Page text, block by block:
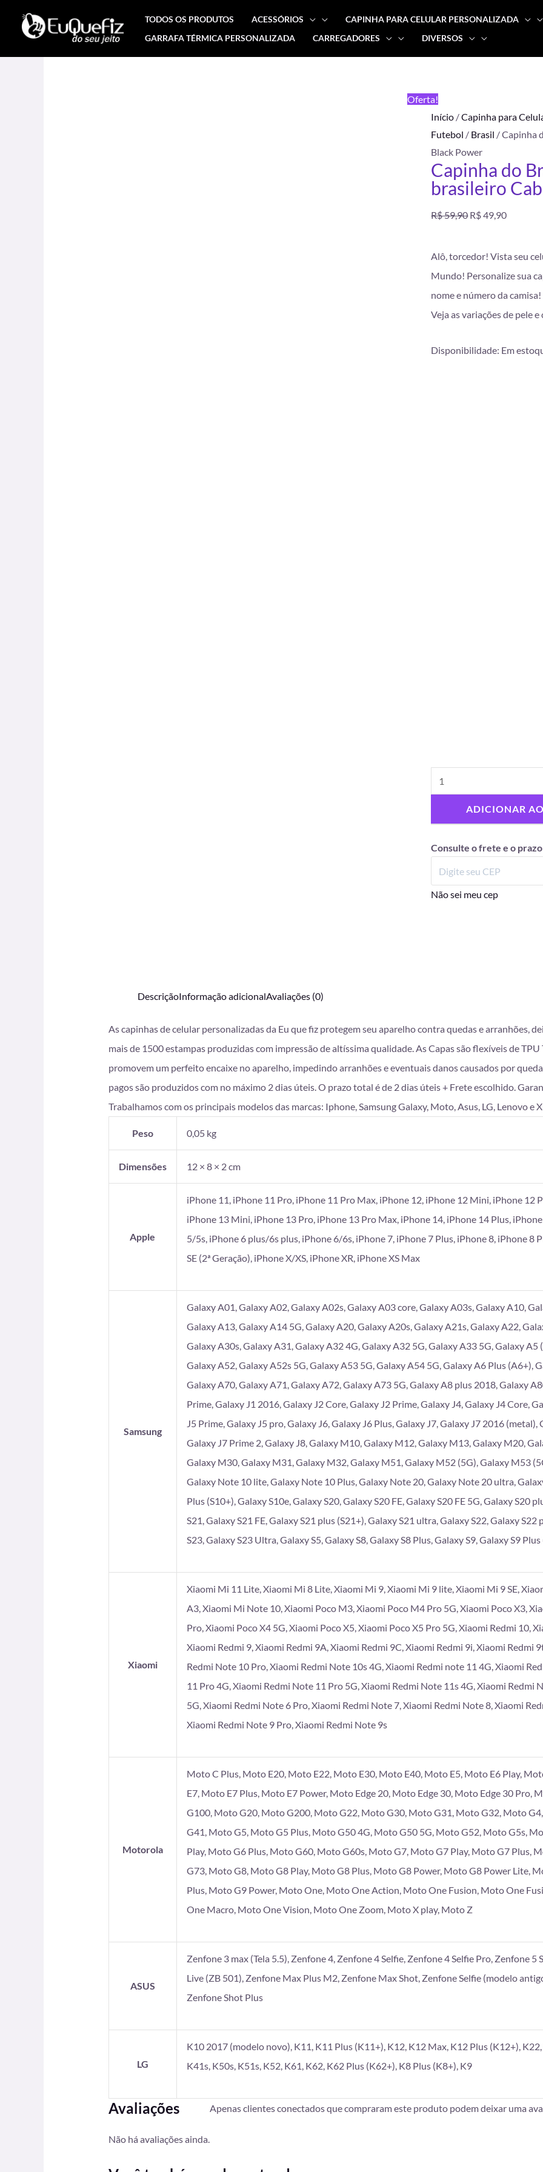
conteúdo
TODOS OS PRODUTOS ACESSÓRIOS CAPINHA PARA CELULAR PERSONALIZADA
GARRAFA TÉRMICA PERSONALIZADA
CARREGADORES DIVERSOS
Oferta!
Início /Capinha para
Futebol / Brasil / Capinha
Black Power
Capinha do
brasileiro
R$59,90
era:
R$ 59,90.
R$49,90
é:
R$
Alô, torcedor! Vista seu
Mundo! Personalize sua
nome e número da camisa!
Veja as variações de pele
Disponibilidade: Em
-
Torcedor
brasileiro
Cabelo
Black
Power
ADICIONAR
Consulte o frete e o
Não sei meu cep
DescriçãoInformação adicionalAvaliações (0)
As capinhas de celular personalizadas da Eu que fiz protegem seu aparelho contra quedas e arranhões,
mais de 1500 estampas produzidas com impressão de altíssima qualidade. As Capas são flexíveis de
promovem um perfeito encaixe no aparelho, impedindo arranhões e eventuais danos causados por
pagos são produzidos com no máximo 2 dias úteis. O prazo total é de 2 dias úteis + Frete escolhido.
Trabalhamos com os principais modelos das marcas: Iphone, Samsung Galaxy, Moto, Asus, LG, Lenovo e
Peso 0,05 kg
Dimensões 12 × 8 × 2 cm
Apple
iPhone 11, iPhone 11 Pro, iPhone 11 Pro Max, iPhone 12, iPhone 12 Mini, iPhone 12
iPhone 13 Mini, iPhone 13 Pro, iPhone 13 Pro Max, iPhone 14, iPhone 14 Plus,
5/5s, iPhone 6 plus/6s plus, iPhone 6/6s, iPhone 7, iPhone 7 Plus, iPhone 8, iPhone 8
SE (2ª Geração), iPhone X/XS, iPhone XR, iPhone XS Max
Samsung
Galaxy A01, Galaxy A02, Galaxy A02s, Galaxy A03 core, Galaxy A03s, Galaxy A10,
Galaxy A13, Galaxy A14 5G, Galaxy A20, Galaxy A20s, Galaxy A21s, Galaxy A22,
Galaxy A30s, Galaxy A31, Galaxy A32 4G, Galaxy A32 5G, Galaxy A33 5G, Galaxy
Galaxy A52, Galaxy A52s 5G, Galaxy A53 5G, Galaxy A54 5G, Galaxy A6 Plus (A6+),
Galaxy A70, Galaxy A71, Galaxy A72, Galaxy A73 5G, Galaxy A8 plus 2018, Galaxy
Prime, Galaxy J1 2016, Galaxy J2 Core, Galaxy J2 Prime, Galaxy J4, Galaxy J4 Core,
J5 Prime, Galaxy J5 pro, Galaxy J6, Galaxy J6 Plus, Galaxy J7, Galaxy J7 2016 (metal),
Galaxy J7 Prime 2, Galaxy J8, Galaxy M10, Galaxy M12, Galaxy M13, Galaxy M20,
Galaxy M30, Galaxy M31, Galaxy M32, Galaxy M51, Galaxy M52 (5G), Galaxy M53
Galaxy Note 10 lite, Galaxy Note 10 Plus, Galaxy Note 20, Galaxy Note 20 ultra,
Plus (S10+), Galaxy S10e, Galaxy S20, Galaxy S20 FE, Galaxy S20 FE 5G, Galaxy S20
S21, Galaxy S21 FE, Galaxy S21 plus (S21+), Galaxy S21 ultra, Galaxy S22, Galaxy
S23, Galaxy S23 Ultra, Galaxy S5, Galaxy S8, Galaxy S8 Plus, Galaxy S9, Galaxy S9 Plus
Xiaomi
Xiaomi Mi 11 Lite, Xiaomi Mi 8 Lite, Xiaomi Mi 9, Xiaomi Mi 9 lite, Xiaomi Mi 9 SE,
A3, Xiaomi Mi Note 10, Xiaomi Poco M3, Xiaomi Poco M4 Pro 5G, Xiaomi Poco X3,
Pro, Xiaomi Poco X4 5G, Xiaomi Poco X5, Xiaomi Poco X5 Pro 5G, Xiaomi Redmi 10,
Xiaomi Redmi 9, Xiaomi Redmi 9A, Xiaomi Redmi 9C, Xiaomi Redmi 9i, Xiaomi Redmi
Redmi Note 10 Pro, Xiaomi Redmi Note 10s 4G, Xiaomi Redmi note 11 4G, Xiaomi
11 Pro 4G, Xiaomi Redmi Note 11 Pro 5G, Xiaomi Redmi Note 11s 4G, Xiaomi Redmi
5G, Xiaomi Redmi Note 6 Pro, Xiaomi Redmi Note 7, Xiaomi Redmi Note 8, Xiaomi
Xiaomi Redmi Note 9 Pro, Xiaomi Redmi Note 9s
Motorola
Moto C Plus, Moto E20, Moto E22, Moto E30, Moto E40, Moto E5, Moto E6 Play,
E7, Moto E7 Plus, Moto E7 Power, Moto Edge 20, Moto Edge 30, Moto Edge 30 Pro,
G100, Moto G20, Moto G200, Moto G22, Moto G30, Moto G31, Moto G32, Moto
G41, Moto G5, Moto G5 Plus, Moto G50 4G, Moto G50 5G, Moto G52, Moto G5s,
Play, Moto G6 Plus, Moto G60, Moto G60s, Moto G7, Moto G7 Play, Moto G7 Plus,
G73, Moto G8, Moto G8 Play, Moto G8 Plus, Moto G8 Power, Moto G8 Power Lite,
Plus, Moto G9 Power, Moto One, Moto One Action, Moto One Fusion, Moto One
One Macro, Moto One Vision, Moto One Zoom, Moto X play, Moto Z
ASUS
Zenfone 3 max (Tela 5.5), Zenfone 4, Zenfone 4 Selfie, Zenfone 4 Selfie Pro, Zenfone 5
Live (ZB 501), Zenfone Max Plus M2, Zenfone Max Shot, Zenfone Selfie (modelo
Zenfone Shot Plus
LG
K10 2017 (modelo novo), K11, K11 Plus (K11+), K12, K12 Max, K12 Plus (K12+),
K41s, K50s, K51s, K52, K61, K62, K62 Plus (K62+), K8 Plus (K8+), K9
Avaliações
Não há avaliações ainda.
Apenas clientes conectados que compraram este produto podem deixar uma